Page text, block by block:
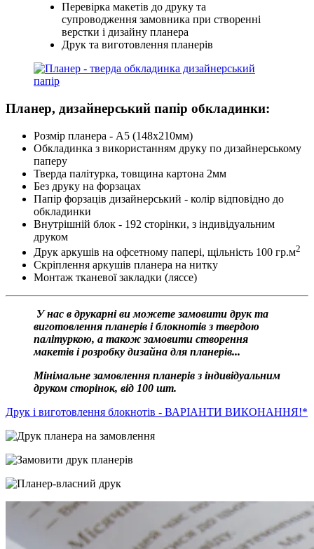
Перевірка макетів до друку та
супроводження замовника при створенні
верстки і дизайну планера
Друк та виготовлення планерів
Планер, дизайнерський папір обкладинки:
Розмір планера - А5 (148х210мм)
Обкладинка з використанням друку по дизайнерському
паперу
Тверда палітурка, товщина картона 2мм
Без друку на форзацах
Папір форзаців дизайнерський - колір відповідно до
обкладинки
Внутрішній блок - 192 сторінки, з індивідуальним
друком
Друк аркушів на офсетному папері, щільність 100 гр.м2
Скріплення аркушів планера на нитку
Монтаж тканевої закладки (ляссе)
У нас в друкарні ви можете замовити друк та
виготовлення планерів і блокнотів з твердою
палітуркою, а також замовити створення
макетів і розробку дизайна для планерів...
Мінімальне замовлення планерів з індивідуальним
друком сторінок, від 100 шт.
Друк і виготовлення блокнотів - ВАРІАНТИ ВИКОНАННЯ!*